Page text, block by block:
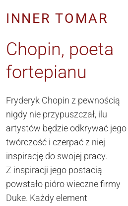
INNER TOMAR
Chopin, poeta
fortepianu
Fryderyk Chopin z pewnością
nigdy nie przypuszczał, ilu
artystów będzie odkrywać jego
twórczość i czerpać z niej
inspirację do swojej pracy.
Z inspiracji jego postacią
powstało pióro wieczne firmy
Duke. Każdy element